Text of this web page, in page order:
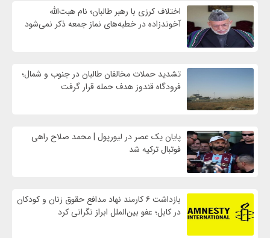
اختلاف کرزی با رهبر طالبان؛ نام هبت‌الله
آخوندزاده در خطبه‌های نماز جمعه ذکر نمی‌شود
تشدید حملات مخالفان طالبان در جنوب و شمال؛
فرودگاه قندوز هدف حمله قرار گرفت
پایان یک عصر در لیورپول | محمد صلاح راهی
فوتبال ترکیه شد
بازداشت ۶ کارمند نهاد مدافع حقوق زنان و کودکان
در کابل؛ عفو بین‌الملل ابراز نگرانی کرد